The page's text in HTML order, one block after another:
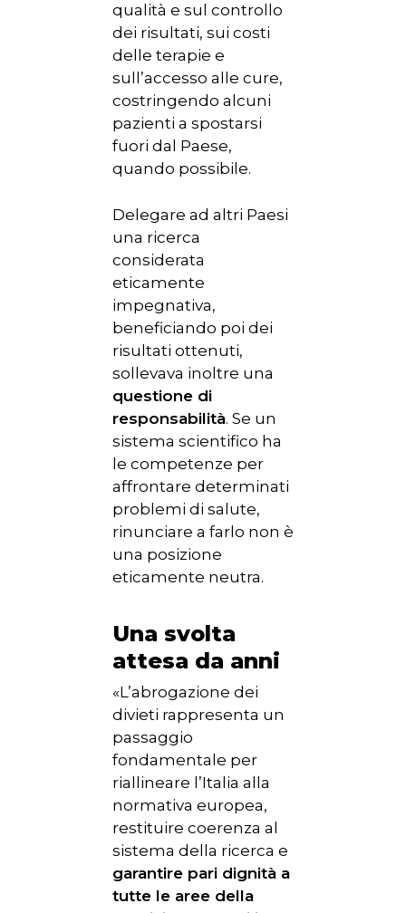
qualità e sul controllo
dei risultati, sui costi
delle terapie e
sull’accesso alle cure,
costringendo alcuni
pazienti a spostarsi
fuori dal Paese,
quando possibile.
Delegare ad altri Paesi
una ricerca
considerata
eticamente
impegnativa,
beneficiando poi dei
risultati ottenuti,
sollevava inoltre una
questione di
responsabilità. Se un
sistema scientifico ha
le competenze per
affrontare determinati
problemi di salute,
rinunciare a farlo non è
una posizione
eticamente neutra.
Una svolta
attesa da anni
«L’abrogazione dei
divieti rappresenta un
passaggio
fondamentale per
riallineare l’Italia alla
normativa europea,
restituire coerenza al
sistema della ricerca e
garantire pari dignità a
tutte le aree della